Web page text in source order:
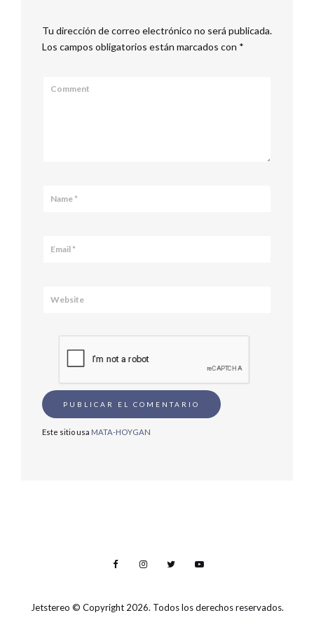
Tu dirección de correo electrónico no será publicada.
Los campos obligatorios están marcados con *
Este sitio usa MATA-HOYGAN
Jetstereo © Copyright 2026. Todos los derechos reservados.